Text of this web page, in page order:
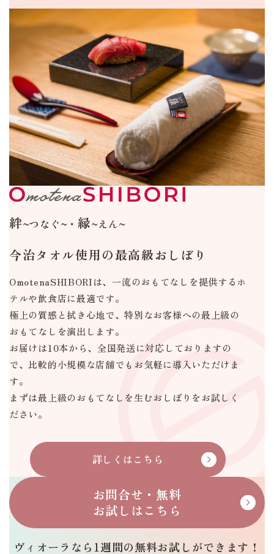
絆~つなぐ~・ 縁~えん~
今治タオル使用の最高級おしぼり
OmotenaSHIBORIは、一流のおもてなしを提供する ホ
テルや飲食店に最適です。
極上の質感と拭き心地で、特別なお客様への最上級の
おもてなしを演出します。
お届けは10本から、全国発送に対応しておりますの
で、 比較的小規模な店舗でもお気軽に導入いただけま
す。
まずは最上級のおもてなしを生むおしぼりをお試しく
ださい。
o
t
e
n
詳しくはこちら
お問合せ・無料
お試しはこちら
ヴィオーラなら1週間の無料お試しができます！